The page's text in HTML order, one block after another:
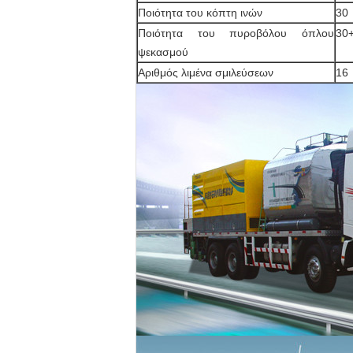
Ποιότητα του κόπτη ινών
30
Ποιότητα του πυροβόλου όπλου
ψεκασμού
Αριθμός λιμένα σμιλεύσεων 16